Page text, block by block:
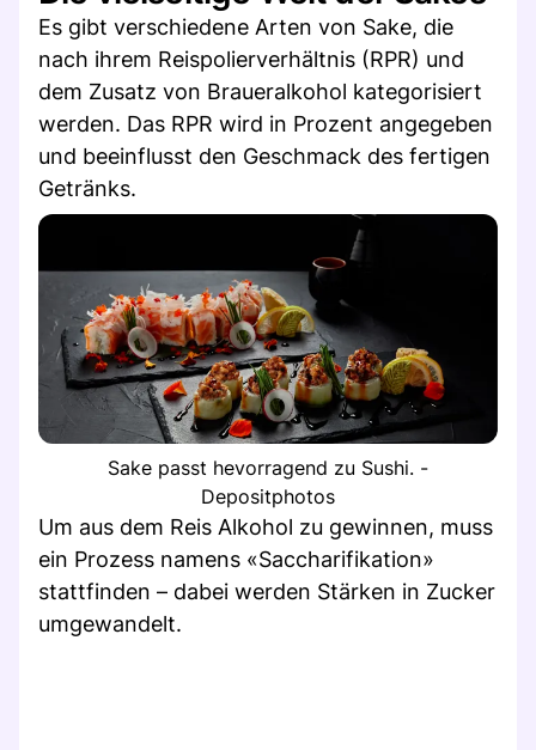
Es gibt verschiedene Arten von Sake, die
nach ihrem Reispolierverhältnis (RPR) und
dem Zusatz von Braueralkohol kategorisiert
werden. Das RPR wird in Prozent angegeben
und beeinflusst den Geschmack des fertigen
Getränks.
Sake passt hevorragend zu Sushi. -
Depositphotos
Um aus dem Reis Alkohol zu gewinnen, muss
ein Prozess namens «Saccharifikation»
stattfinden – dabei werden Stärken in Zucker
umgewandelt.